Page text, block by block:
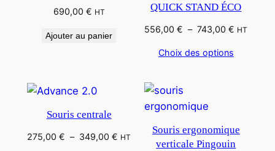
690,00 € HT
Ajouter au panier
QUICK STAND ÉCO
556,00€ – 743,00€ Plage
HT
Choix des options
Souris centrale
275,00€ – 349,00€ Plage
HT
Souris ergonomique
verticale Pingouin